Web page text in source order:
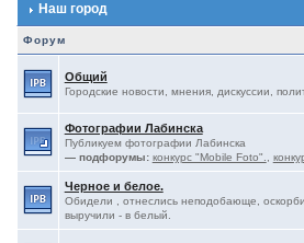
Наш город
Форум
Общий
Городские новости, мнения, дискуссии,
Фотографии Лабинска
Публикуем фотографии Лабинска
— подфорумы: конкурс "Mobile Foto".
Черное и белое.
Обидели , отнеслись неподобающе,
выручили - в белый.